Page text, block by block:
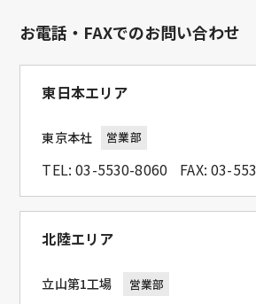
お電話・FAXでのお問い合わせ
東日本エリア
東京本社 営業部
TEL:03-5530-8060 FAX: 03-
北陸エリア
立山第1工場 営業部